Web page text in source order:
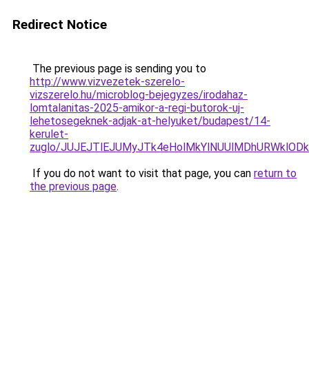
Redirect Notice
The previous page is sending you to
http://www.vizvezetek-szerelo-
vizszerelo.hu/microblog-bejegyzes/irodahaz-
lomtalanitas-2025-amikor-a-regi-butorok-uj-
lehetosegeknek-adjak-at-helyuket/budapest/14-
kerulet-
zuglo/
If you do not want to visit that page, you can return to
the previous page.